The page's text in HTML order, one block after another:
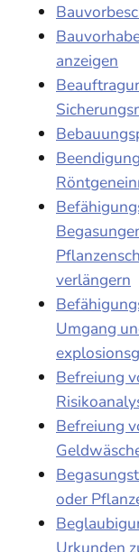
anzeigen
verlängern
Umgang
Befreiung
Befreiung
oder